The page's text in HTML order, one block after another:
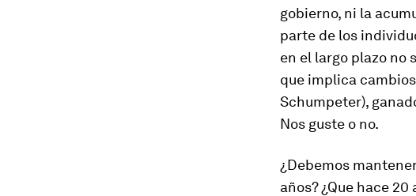
gobierno, ni la
parte de los
en el largo plazo no
que implica
Schumpeter),
Nos guste o no.
¿Debemos
años? ¿Que hace